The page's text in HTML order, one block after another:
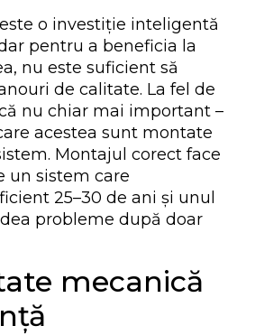
o investiție inteligentă
pentru a beneficia la
nu este suficient să
de calitate. La fel de
nu chiar mai important –
acestea sunt montate
Montajul corect face
un sistem care
25–30 de ani și unul
probleme după doar
mecanică